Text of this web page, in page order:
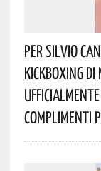
Per Silvio
Kickboxing
Complimenti